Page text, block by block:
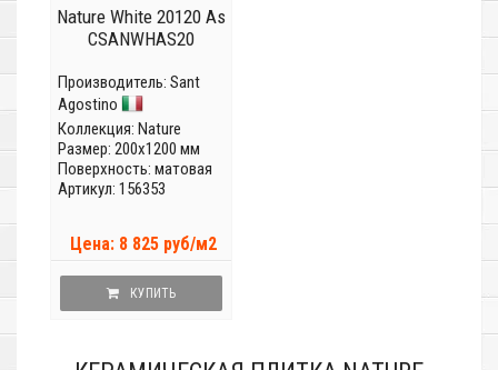
Nature White 20120 As
CSANWHAS20
Производитель: Sant
Agostino
Коллекция: Nature
Размер: 200x1200 мм
Поверхность: матовая
Артикул: 156353
Цена: 8 825 руб/м2
КУПИТЬ